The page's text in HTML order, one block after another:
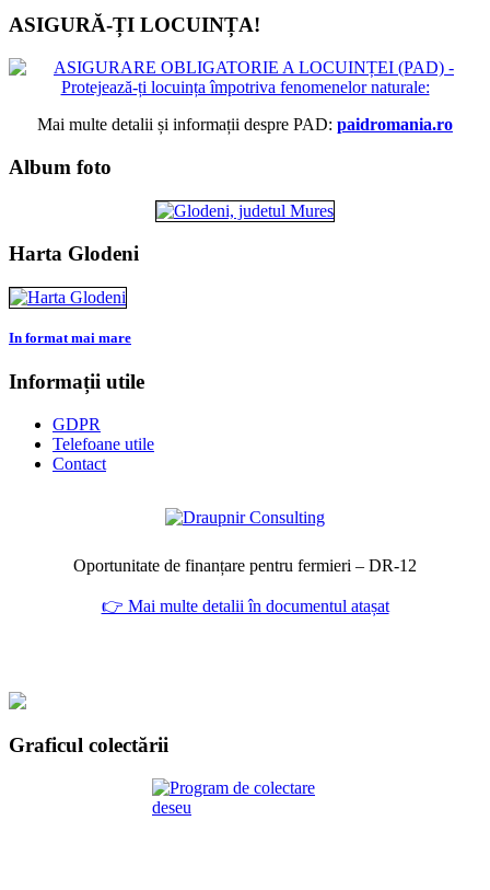
ASIGURĂ-ȚI LOCUINȚA!
Mai multe detalii și informații despre PAD: paidromania.ro
Album foto
Harta Glodeni
In format mai mare
Informații utile
GDPR
Telefoane utile
Contact
Oportunitate de finanțare pentru fermieri – DR‑12
👉 Mai multe detalii în documentul atașat
Graficul colectării